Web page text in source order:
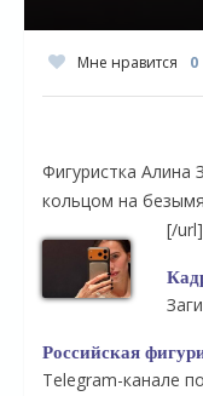
Мне нравится 0
Фигуристка Алина
кольцом на
[/url]
Российская
Telegram-канале